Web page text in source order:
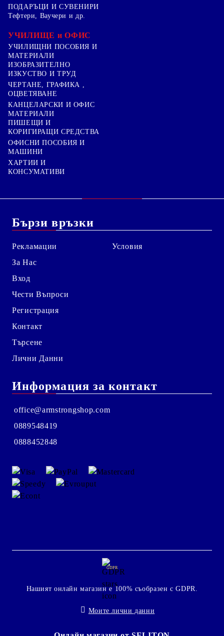
ПОДАРЪЦИ И СУВЕНИРИ
Тефтери, Ваучери и др.
УЧИЛИЩЕ и ОФИС
УЧИЛИЩНИ ПОСОБИЯ И
МАТЕРИАЛИ
ИЗОБРАЗИТЕЛНО
ИЗКУСТВО И ТРУД
ЧЕРТАНЕ, ГРАФИКА ,
ОЦВЕТЯВАНЕ
КАНЦЕЛАРСКИ И ОФИС
МАТЕРИАЛИ
ПИШЕЩИ И
КОРИГИРАЩИ СРЕДСТВА
ОФИСНИ ПОСОБИЯ И
МАШИНИ
ХАРТИИ И
КОНСУМАТИВИ
Бързи връзки
Рекламации
За Нас
Вход
Чести Въпроси
Регистрация
Контакт
Търсене
Лични Данни
Условия
Информация за контакт
office@armstrongshop.com
0889548419
0888452848
GDPR
Нашият онлайн магазин е 100% съобразен с GDPR.
Моите лични данни